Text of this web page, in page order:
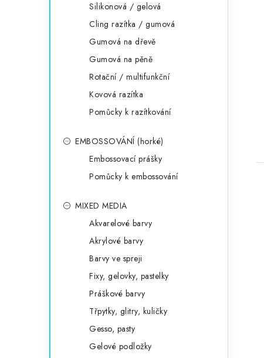
Silikonová / gelová
Cling razítka / gumová
Gumová na dřevě
Gumová na pěně
Rotační / multifunkční
Kovová razítka
Pomůcky k razítkování
EMBOSSOVÁNÍ (horké)
Embossovací prášky
Pomůcky k embossování
MIXED MEDIA
Akvarelové barvy
Akrylové barvy
Barvy ve spreji
Fixy, gelovky, pastelky
Práškové barvy
Třpytky, glitry, kuličky
Gesso, pasty
Gelové podložky